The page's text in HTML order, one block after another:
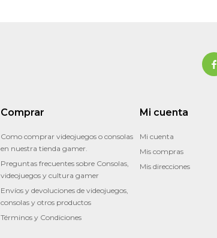

Comprar
Como comprar videojuegos o consolas
en nuestra tienda gamer.
Preguntas frecuentes sobre Consolas,
videojuegos y cultura gamer
Envíos y devoluciones de videojuegos,
consolas y otros productos
Términos y Condiciones
Mi cuenta
Mi cuenta
Mis compras
Mis direcciones